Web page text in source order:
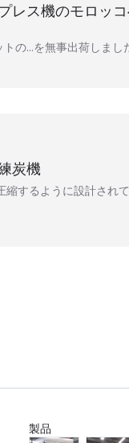
レス機のモロッ
の…を無事出荷しまし
炭機
するように設計され
製品